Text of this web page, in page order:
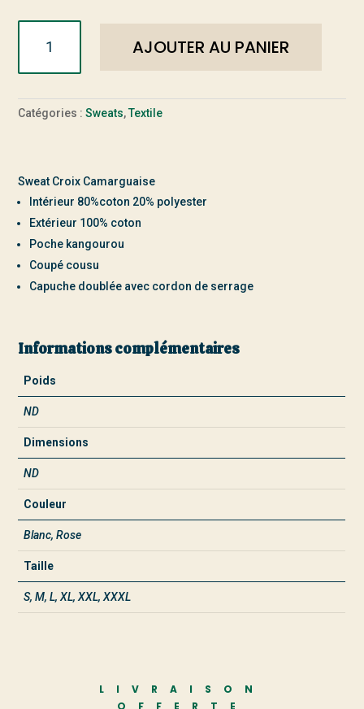
Capuche
homme
AJOUTER AU PANIER
Catégories :Sweats,Textile
Sweat Croix Camarguaise
Intérieur 80%coton 20% polyester
Extérieur 100% coton
Poche kangourou
Coupé cousu
Capuche doublée avec cordon de serrage
Informations complémentaires
Poids
ND
Dimensions
ND
Couleur
Blanc, Rose
Taille
S, M, L, XL, XXL, XXXL
LIVRAISON
OFFERTE